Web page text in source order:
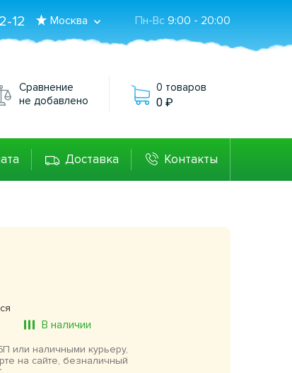
Пн-Вс 9:00 - 20:00
Москва
12
Сравнение
не добавлено
0 товаров
0
Доставка Контакты
В наличии
или наличными курьеру,
на сайте, безналичный